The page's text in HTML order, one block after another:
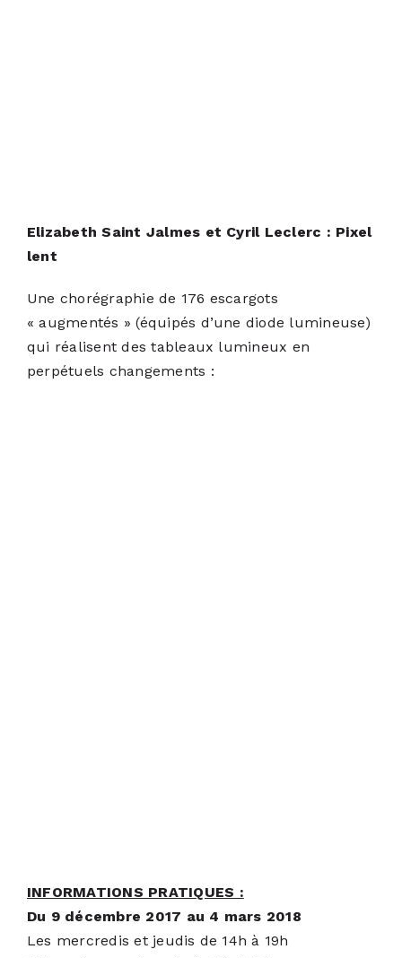
Elizabeth Saint Jalmes et Cyril Leclerc : Pixel
lent
Une chorégraphie de 176 escargots
« augmentés » (équipés d’une diode lumineuse)
qui réalisent des tableaux lumineux en
perpétuels changements :
INFORMATIONS PRATIQUES :
Du 9 décembre 2017 au 4 mars 2018
Les mercredis et jeudis de 14h à 19h